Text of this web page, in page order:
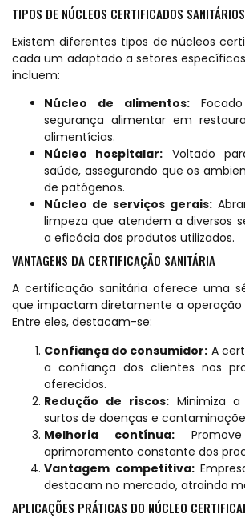
TIPOS DE NÚCLEOS CERTIFICADOS SANITÁRIOS
Existem diferentes tipos de núcleos
cada um adaptado a setores
incluem:
Núcleo de alimentos:
segurança alimentar em
alimentícias.
Núcleo hospitalar: Voltado
saúde, assegurando que os
de patógenos.
Núcleo de serviços gerais:
limpeza que atendem a diversos
a eficácia dos produtos utilizados.
VANTAGENS DA CERTIFICAÇÃO SANITÁRIA
A certificação sanitária oferece uma
que impactam diretamente a operação
Entre eles, destacam-se:
Confiança do consumidor: A
a confiança dos clientes nos
oferecidos.
Redução de riscos:Minimiza a
surtos de doenças e
Melhoria contínua:
aprimoramento constante dos
Vantagem competitiva:
destacam no mercado, atraindo
APLICAÇÕES PRÁTICAS DO NÚCLEO